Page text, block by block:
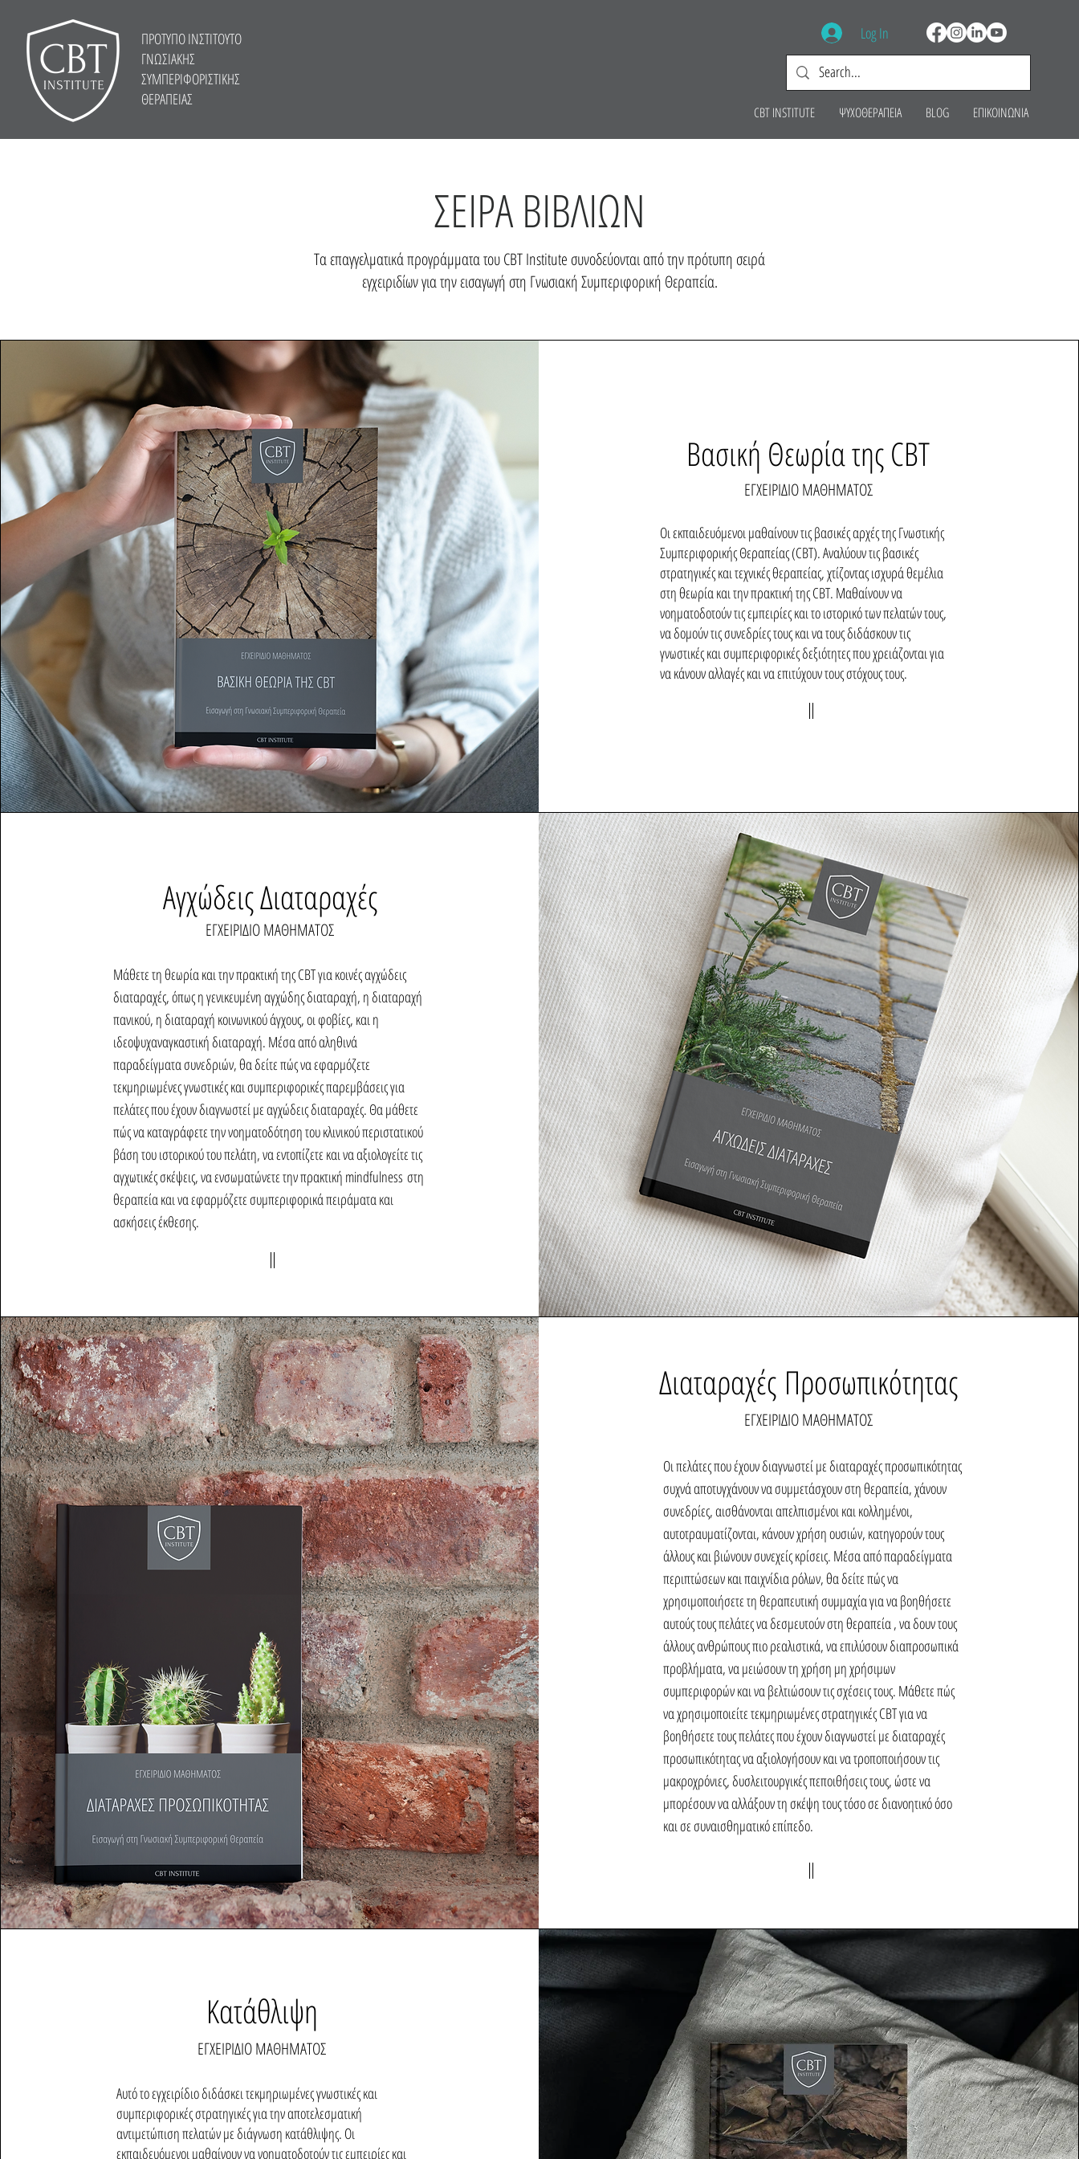
ΠΡΟΤΥΠΟ ΙΝΣΤΙΤΟΥΤΟ
ΓΝΩΣΙΑΚΗΣ
ΣΥΜΠΕΡΙΦΟΡΙΣΤΙΚΗΣ
ΘΕΡΑΠΕΙΑΣ
Log In
CBT INSTITUTE ΨΥΧΟΘΕΡΑΠΕΙΑ BLOG ΕΠΙΚΟΙΝΩΝΙΑ
ΣΕΙΡΑ ΒΙΒΛΙΩΝ
Τα επαγγελματικά προγράμματα του CBT Institute συνοδεύονται από την πρότυπη σειρά
εγχειριδίων για την εισαγωγή στη Γνωσιακή Συμπεριφορική Θεραπεία.
Βασική Θεωρία της CBT
ΕΓΧΕΙΡΙΔΙΟ ΜΑΘΗΜΑΤΟΣ
Οι εκπαιδευόμενοι μαθαίνουν τις βασικές αρχές της Γνωστικής
Συμπεριφορικής Θεραπείας (CBT). Αναλύουν τις βασικές
στρατηγικές και τεχνικές θεραπείας, χτίζοντας ισχυρά θεμέλια
στη θεωρία και την πρακτική της CBT. Μαθαίνουν να
νοηματοδοτούν τις εμπειρίες και το ιστορικό των πελατών τους,
να δομούν τις συνεδρίες τους και να τους διδάσκουν τις
γνωστικές και συμπεριφορικές δεξιότητες που χρειάζονται για
να κάνουν αλλαγές και να επιτύχουν τους στόχους τους.
Αγχώδεις Διαταραχές
ΕΓΧΕΙΡΙΔΙΟ ΜΑΘΗΜΑΤΟΣ
Μάθετε τη θεωρία και την πρακτική της CBT για κοινές αγχώδεις
διαταραχές, όπως η γενικευμένη αγχώδης διαταραχή, η διαταραχή
πανικού, η διαταραχή κοινωνικού άγχους, οι φοβίες, και η
ιδεοψυχαναγκαστική διαταραχή. Μέσα από αληθινά
παραδείγματα συνεδριών, θα δείτε πώς να εφαρμόζετε
τεκμηριωμένες γνωστικές και συμπεριφορικές παρεμβάσεις για
πελάτες που έχουν διαγνωστεί με αγχώδεις διαταραχές. Θα μάθετε
πώς να καταγράφετε την νοηματοδότηση του κλινικού περιστατικού
βάση του ιστορικού του πελάτη, να εντοπίζετε και να αξιολογείτε τις
αγχωτικές σκέψεις, να ενσωματώνετε την πρακτική mindfulnessστη
θεραπεία και να εφαρμόζετε συμπεριφορικά πειράματα και
ασκήσεις έκθεσης.
Διαταραχές Προσωπικότητας
ΕΓΧΕΙΡΙΔΙΟ ΜΑΘΗΜΑΤΟΣ
Οι πελάτες που έχουν διαγνωστεί με διαταραχές προσωπικότητας
συχνά αποτυγχάνουν να συμμετάσχουν στη θεραπεία, χάνουν
συνεδρίες, αισθάνονται απελπισμένοι και κολλημένοι,
αυτοτραυματίζονται, κάνουν χρήση ουσιών, κατηγορούν τους
άλλους και βιώνουν συνεχείς κρίσεις. Μέσα από παραδείγματα
περιπτώσεων και παιχνίδια ρόλων, θα δείτε πώς να
χρησιμοποιήσετε τη θεραπευτική συμμαχία για να βοηθήσετε
αυτούς τους πελάτες να δεσμευτούν στη θεραπεία , να δουν τους
άλλους ανθρώπους πιο ρεαλιστικά, να επιλύσουν διαπροσωπικά
προβλήματα, να μειώσουν τη χρήση μη χρήσιμων
συμπεριφορών και να βελτιώσουν τις σχέσεις τους. Μάθετε πώς
να χρησιμοποιείτε τεκμηριωμένες στρατηγικές CBT για να
βοηθήσετε τους πελάτες που έχουν διαγνωστεί με διαταραχές
προσωπικότητας να αξιολογήσουν και να τροποποιήσουν τις
μακροχρόνιες, δυσλειτουργικές πεποιθήσεις τους, ώστε να
μπορέσουν να αλλάξουν τη σκέψη τους τόσο σε διανοητικό όσο
και σε συναισθηματικό επίπεδο.
Κατάθλιψη
ΕΓΧΕΙΡΙΔΙΟ ΜΑΘΗΜΑΤΟΣ
Αυτό το εγχειρίδιο διδάσκει τεκμηριωμένες γνωστικές και
συμπεριφορικές στρατηγικές για την αποτελεσματική
αντιμετώπιση πελατών με διάγνωση κατάθλιψης. Οι
εκπαιδευόμενοι μαθαίνουν να νοηματοδοτούν τις εμπειρίες και